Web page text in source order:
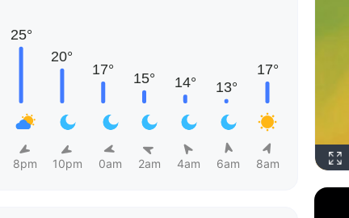
8pm 10pm 0am 2am 4am 6am 8am